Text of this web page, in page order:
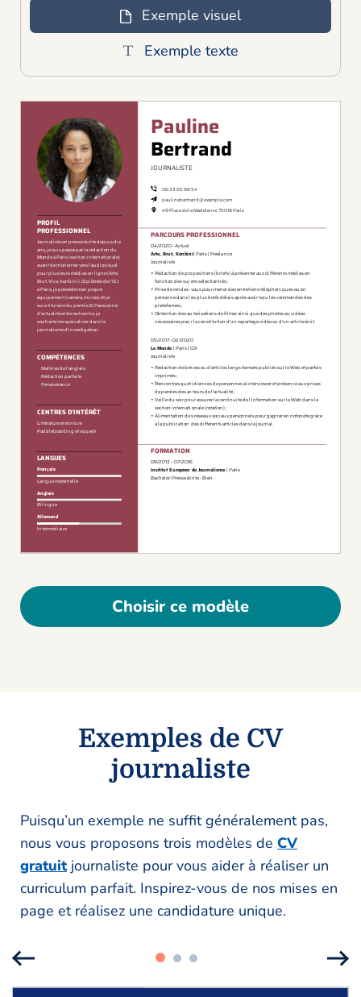
Exemple visuel
Exemple texte
Choisir ce modèle
Exemples de CV
journaliste
Puisqu’un exemple ne suffit généralement pas,
nous vous proposons trois modèles de CV
gratuitjournaliste pour vous aider à réaliser un
curriculum parfait. Inspirez-vous de nos mises en
page et réalisez une candidature unique.